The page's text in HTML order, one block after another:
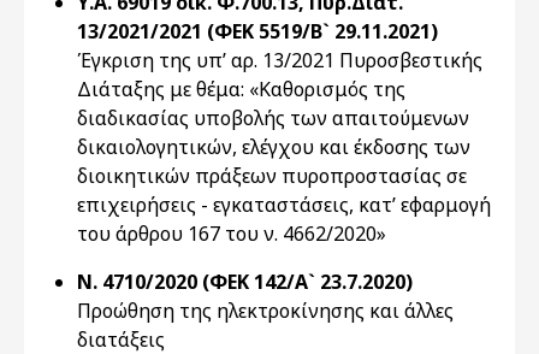
13/2021/2021 (ΦΕΚ 5519/Β` 29.11.2021)
Έγκριση της υπ’ αρ. 13/2021 Πυροσβεστικής
Διάταξης με θέμα: «Καθορισμός της
διαδικασίας υποβολής των απαιτούμενων
δικαιολογητικών, ελέγχου και έκδοσης των
διοικητικών πράξεων πυροπροστασίας σε
επιχειρήσεις - εγκαταστάσεις, κατ’ εφαρμογή
του άρθρου 167 του ν. 4662/2020»
Ν. 4710/2020 (ΦΕΚ 142/Α` 23.7.2020)
Προώθηση της ηλεκτροκίνησης και άλλες
διατάξεις